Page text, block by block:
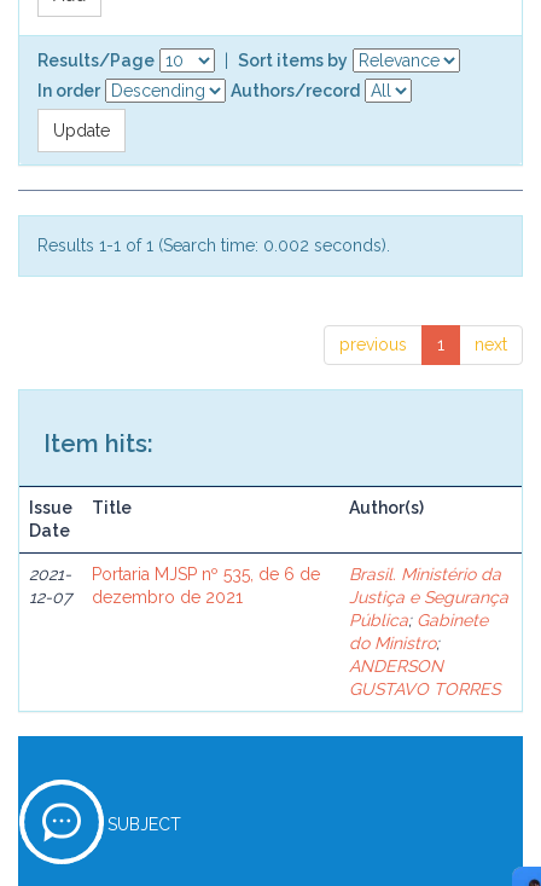
Results/Page
Sort items by
In order
Authors/record
Results 1-1 of 1 (Search time: 0.002 seconds).
previous 1 next
Item hits:
Issue
Date
Title Author(s)
2021-
12-07
Portaria MJSP nº 535, de 6 de
dezembro de 2021
Brasil. Ministério da
Justiça e Segurança
Pública; Gabinete
do Ministro;
ANDERSON
GUSTAVO TORRES
SUBJECT